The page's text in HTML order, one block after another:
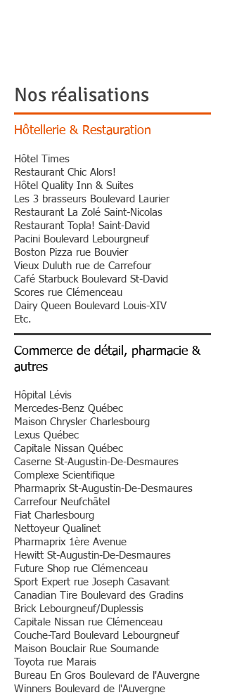
Nos réalisations
Hôtellerie & Restauration
Hôtel Times
Restaurant Chic Alors!
Hôtel Quality Inn & Suites
Les 3 brasseurs Boulevard Laurier
Restaurant La Zolé Saint-Nicolas
Restaurant Topla! Saint-David
Pacini Boulevard Lebourgneuf
Boston Pizza rue Bouvier
Vieux Duluth rue de Carrefour
Café Starbuck Boulevard St-David
Scores rue Clémenceau
Dairy Queen Boulevard Louis-XIV
Etc.
Commerce de détail, pharmacie &
autres
Hôpital Lévis
Mercedes-Benz Québec
Maison Chrysler Charlesbourg
Lexus Québec
Capitale Nissan Québec
Caserne St-Augustin-De-Desmaures
Complexe Scientifique
​Pharmaprix St-Augustin-De-Desmaures
Carrefour Neufchâtel
Fiat Charlesbourg
​Nettoyeur Qualinet
Pharmaprix 1ère Avenue
Hewitt St-Augustin-De-Desmaures
Future Shop rue Clémenceau
Sport Expert rue Joseph Casavant
Canadian Tire Boulevard des Gradins
Brick Lebourgneuf/Duplessis
Capitale Nissan rue Clémenceau
Couche-Tard Boulevard Lebourgneuf
Maison Bouclair Rue Soumande
Toyota rue Marais
Bureau En Gros Boulevard de l'Auvergne
Winners Boulevard de l'Auvergne